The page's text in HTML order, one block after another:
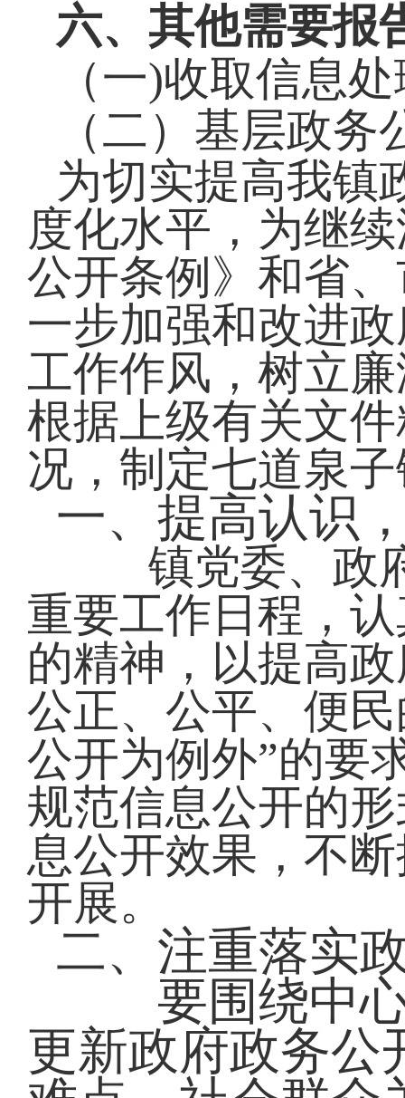
六、其他需要报
（一)收取信息
（二）基层政
为切实提高我镇
度化水平，为继
公开条例》和省
一步加强和改进
工作作风，树立
根据上级有关文
况，制定七道泉子
一、提高认识
镇党委、政府
重要工作日程，
的精神，以提高
公正、公平、便
公开为例外”的要
规范信息公开的
息公开效果，不
开展。
二、注重落实
要围绕中心
更新政府政务公